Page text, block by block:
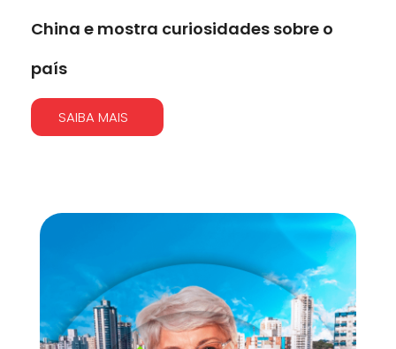
China e mostra curiosidades sobre o
país
SAIBA MAIS